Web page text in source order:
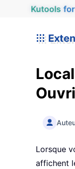
Kutools for
Lorsque
affichent